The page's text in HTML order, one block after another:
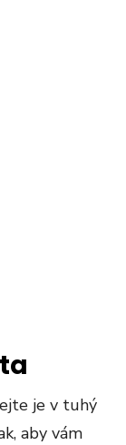
je v tuhý
aby vám